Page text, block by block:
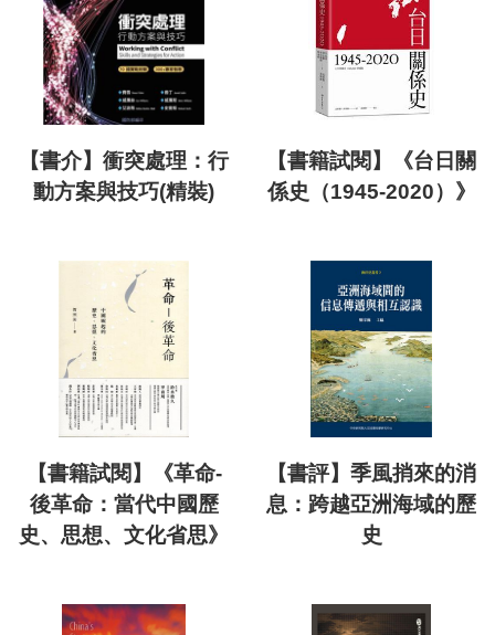
【書介】衝突處理：行
動方案與技巧(精裝)
【書籍試閱】《台日關
係史（1945-2020）》
【書籍試閱】《革命-
後革命：當代中國歷
史、思想、文化省思》
【書評】季風捎來的消
息：跨越亞洲海域的歷
史